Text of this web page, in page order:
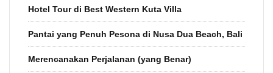
Hotel Tour di Best Western Kuta Villa
Pantai yang Penuh Pesona di Nusa Dua Beach, Bali
Merencanakan Perjalanan (yang Benar)